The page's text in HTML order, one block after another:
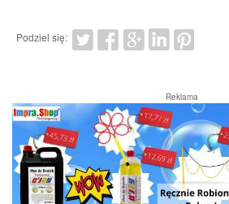
Podziel się:
Reklama